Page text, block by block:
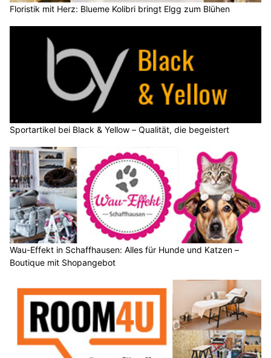
Floristik mit Herz: Blueme Kolibri bringt Elgg zum Blühen
Sportartikel bei Black & Yellow – Qualität, die begeistert
Wau-Effekt in Schaffhausen: Alles für Hunde und Katzen –
Boutique mit Shopangebot